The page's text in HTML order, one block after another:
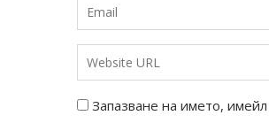
Запазване на името,